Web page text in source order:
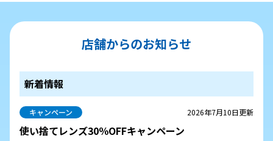
店舗からのお知らせ
新着情報
キャンペーン 2026年7月10日更新
使い捨てレンズ30％OFFキャンペーン